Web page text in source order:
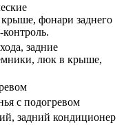
фонари заднего
задние
люк в крыше,
с подогревом
задний кондиционер